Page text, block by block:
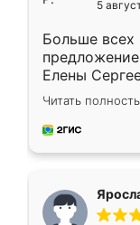
5
Больше всех
Елены
короткие
для замера
предложил
Читать